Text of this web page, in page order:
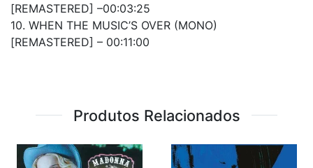
[REMASTERED] –00:03:25
10. WHEN THE MUSIC’S OVER (MONO)
[REMASTERED] – 00:11:00
Produtos Relacionados